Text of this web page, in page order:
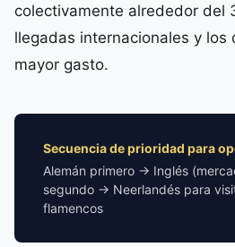
colectivamente alrededor del
llegadas internacionales y los
mayor gasto.
Secuencia de prioridad para
Alemán primero → Inglés
segundo → Neerlandés para
flamencos